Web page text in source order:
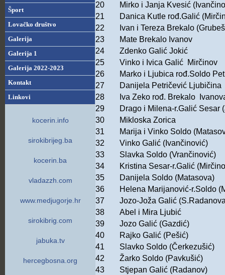
Šport
Lovačko društvo
Galerija
Galerija 1
Galerija 2022-2023
Kontakt
Linkovi
kocerin.info
sirokibrijeg.ba
kocerin.ba
vladazzh.com
www.medjugorje.hr
sirokibrig.com
jabuka.tv
hercegbosna.org
20
Mirko i Janja Kvesić
21
Danica Kutle rođ.Galić
22
Ivan i Tereza Brekalo
23
Mate Brekalo Ivanov
24
Zdenko Galić Jokić
25
Vinko i Ivica Galić Mirčinov
26
Marko i Ljubica rođ.Soldo
27
Danijela Petričević Ljubičina
28
Iva Zeko rođ. Brekalo
29
Drago i Milena-r.Galić Sesar
30
Mikloska Zorica
31
Marija i Vinko Soldo
32
Vinko Galić (Ivančinović)
33
Slavka Soldo (Vrančinović)
34
Kristina Sesar-r.Galić
35
Danijela Soldo (Matasova)
36
Helena Marijanović-r.Soldo
37
Jozo-Joža Galić
38
Abel i Mira Ljubić
39
Jozo Galić (Gazdić)
40
Rajko Galić (Pešić)
41
Slavko Soldo (Čerkezušić)
42
Žarko Soldo (Pavkušić)
43
Stjepan Galić (Radanov)